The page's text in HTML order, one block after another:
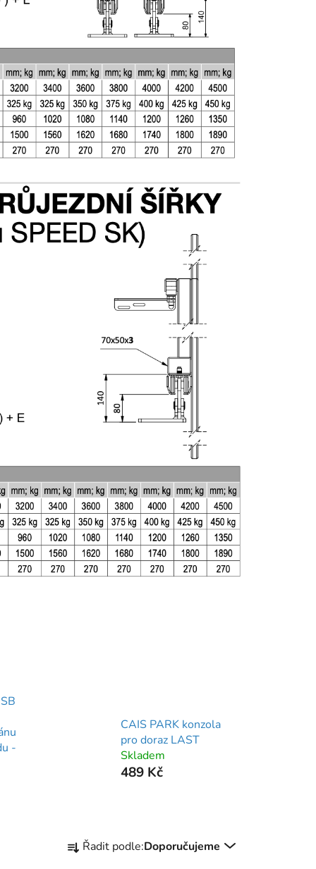
-
CAIS PARK konzola
pro doraz LAST
Skladem
489 Kč
a Řadit podle:Doporučujeme